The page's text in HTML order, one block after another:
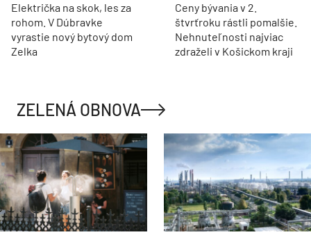
Električka na skok, les za
rohom. V Dúbravke
vyrastie nový bytový dom
Zelka
Ceny bývania v 2.
štvrťroku rástli pomalšie.
Nehnuteľnosti najviac
zdraželi v Košickom kraji
ZELENÁ OBNOVA